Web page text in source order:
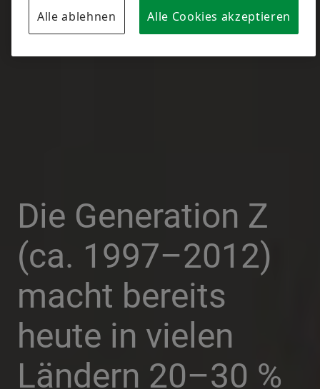
Die Generation Z
(ca. 1997–2012)
macht bereits
heute in vielen
Ländern 20–30 %